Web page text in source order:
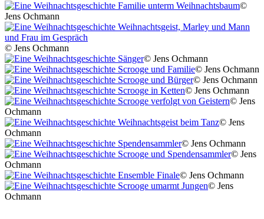
©
Jens Ochmann
© Jens Ochmann
© Jens Ochmann
© Jens Ochmann
© Jens Ochmann
© Jens Ochmann
© Jens
Ochmann
© Jens
Ochmann
© Jens Ochmann
© Jens
Ochmann
© Jens Ochmann
© Jens
Ochmann